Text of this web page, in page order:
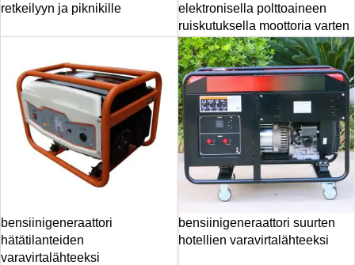
retkeilyyn ja piknikille
elektronisella polttoaineen
ruiskutuksella moottoria varten
bensiinigeneraattori
hätätilanteiden
varavirtalähteeksi
bensiinigeneraattori suurten
hotellien varavirtalähteeksi